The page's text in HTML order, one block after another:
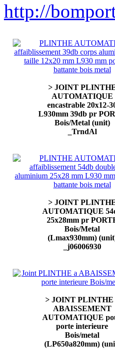
http://
> JOINT
AUTOMATIQUE
encastrable 20x12-
L930mm 39db pr
Bois/Metal (unit)
_TrndAl
> JOINT
AUTOMATIQUE
25x28mm pr
Bois/Metal
(Lmax930mm)
_j06006930
> JOINT PLINTHE
ABAISSEMENT
AUTOMATIQUE
porte interieure
Bois/metal
(LP650a820mm)